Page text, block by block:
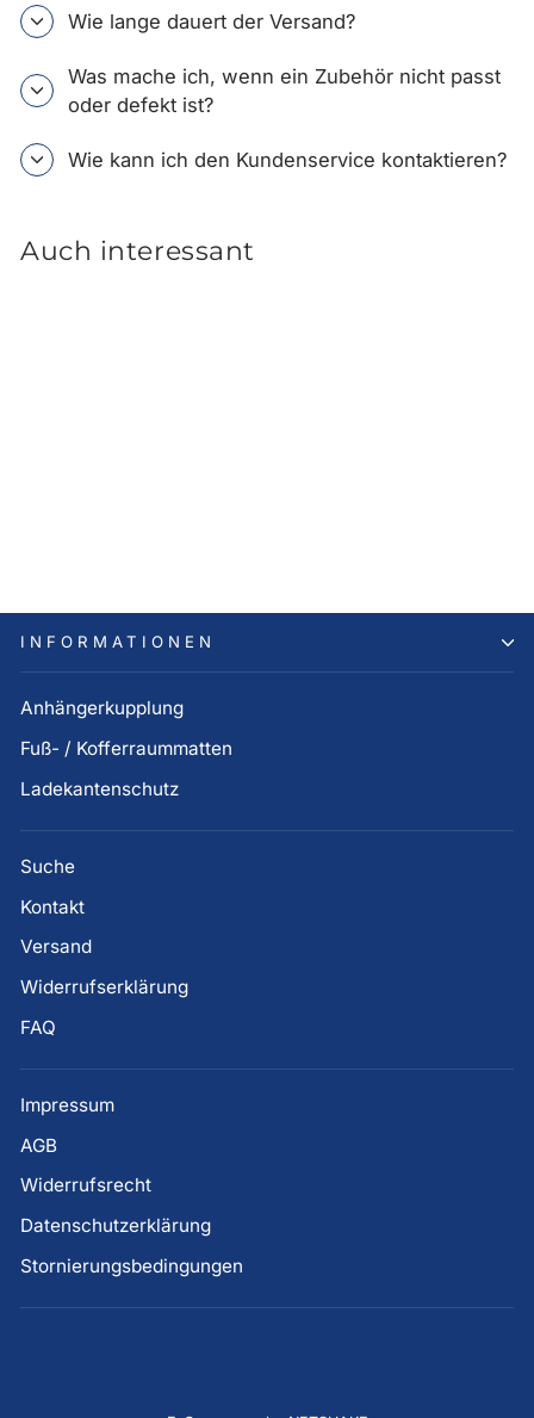
Wie lange dauert der Versand?
Was mache ich, wenn ein Zubehör nicht passt
oder defekt ist?
Wie kann ich den Kundenservice kontaktieren?
Auch interessant
INFORMATIONEN
Anhängerkupplung
Fuß- / Kofferraummatten
Ladekantenschutz
Suche
Kontakt
Versand
Widerrufserklärung
FAQ
Impressum
AGB
Widerrufsrecht
Datenschutzerklärung
Stornierungsbedingungen